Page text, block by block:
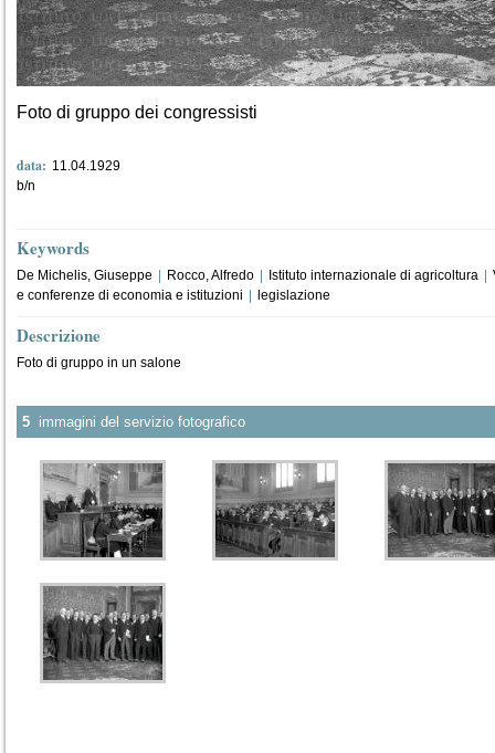
Foto di gruppo dei congressisti
data: 11.04.1929
b/n
Keywords
De Michelis, Giuseppe | Rocco, Alfredo | Istituto internazionale di agricoltura |
e conferenze di economia e istituzioni | legislazione
Descrizione
Foto di gruppo in un salone
5 immagini del servizio fotografico